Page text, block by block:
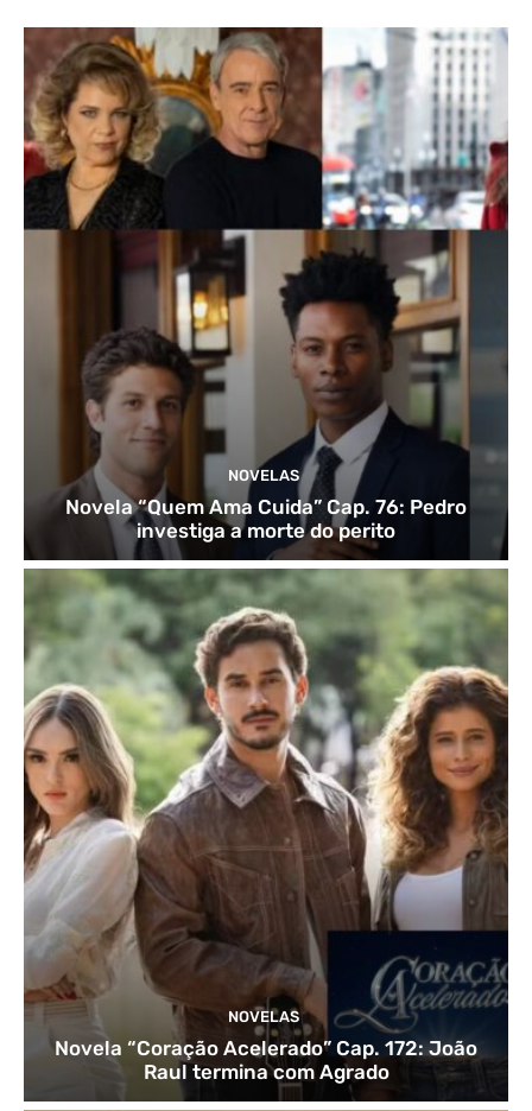
NOVELAS
Novela “Quem Ama Cuida” Cap. 76: Pedro
investiga a morte do perito
NOVELAS
Novela “Coração Acelerado” Cap. 172: João
Raul termina com Agrado